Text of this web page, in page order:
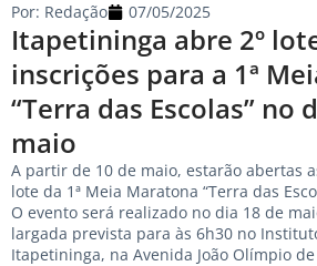
Itapetininga abre 2º
inscrições para a 1ª
“Terra das Escolas” no
maio
Por: Redação 07/05/2025
A partir de 10 de maio, estarão abertas
lote da 1ª Meia Maratona “Terra das
O evento será realizado no dia 18 de
largada prevista para às 6h30 no
Itapetininga, na Avenida João Olímpio